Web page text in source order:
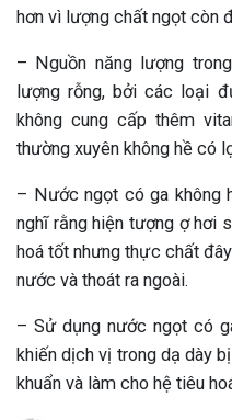
hơn vì lượng chất ngọt còn
– Nguồn năng lượng
lượng rỗng, bởi các loại
không cung cấp thêm
thường xuyên không hề có
– Nước ngọt có ga không
nghĩ rằng hiện tượng ợ hơi
hoá tốt nhưng thực chất
nước và thoát ra ngoài.
– Sử dụng nước ngọt có
khiến dịch vị trong dạ dày
khuẩn và làm cho hệ tiêu